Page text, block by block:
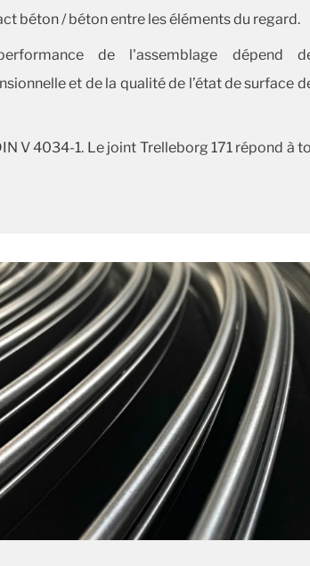
béton / béton entre les éléments du regard.
de l'assemblage dépend
et de la qualité de l’état de surface
V 4034-1. Le joint Trelleborg 171 répond à